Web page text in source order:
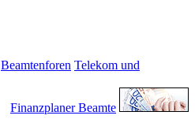
Beamtenforen Telekom und
Finanzplaner Beamte